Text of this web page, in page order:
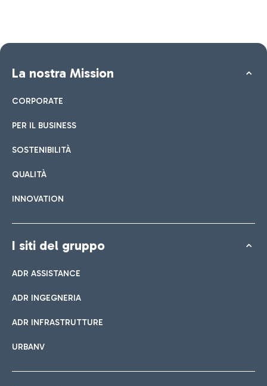
La nostra Mission
CORPORATE
PER IL BUSINESS
SOSTENIBILITÀ
QUALITÀ
INNOVATION
I siti del gruppo
ADR ASSISTANCE
ADR INGEGNERIA
ADR INFRASTRUTTURE
URBANV